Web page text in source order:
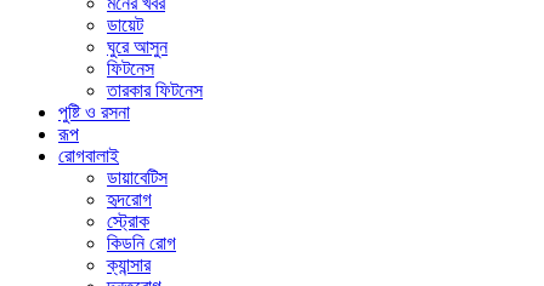
ডায়েট
ঘুরে আসুন
ফিটনেস
তারকার ফিটনেস
পুষ্টি ও রসনা
রূপ
রোগবালাই
ডায়াবেটিস
হৃদরোগ
স্ট্রোক
কিডনি রোগ
ক্যান্সার